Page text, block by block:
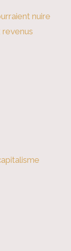
nuire
revenus